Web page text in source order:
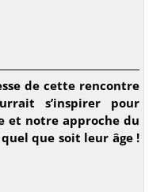
de cette rencontre
s’inspirer pour
et notre approche du
que soit leur âge !